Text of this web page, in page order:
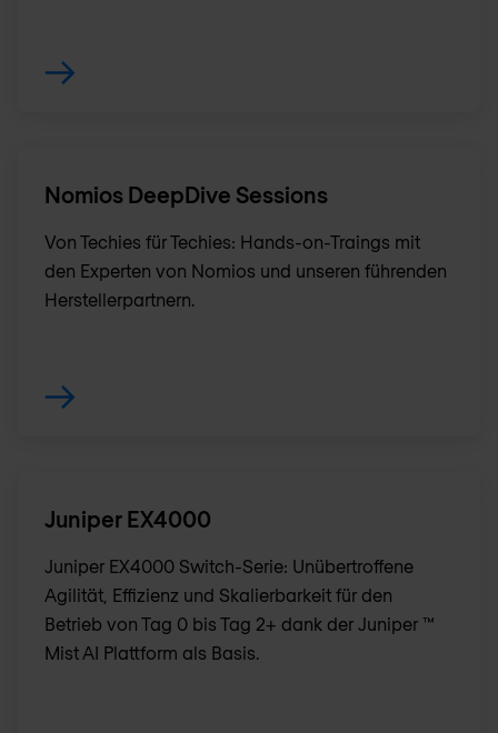
Nomios DeepDive Sessions
Von Techies für Techies: Hands-on-Traings mit
den Experten von Nomios und unseren führenden
Herstellerpartnern.
Juniper EX4000
Juniper EX4000 Switch-Serie: Unübertroffene
Agilität, Effizienz und Skalierbarkeit für den
Betrieb von Tag 0 bis Tag 2+ dank der Juniper ™
Mist AI Plattform als Basis.